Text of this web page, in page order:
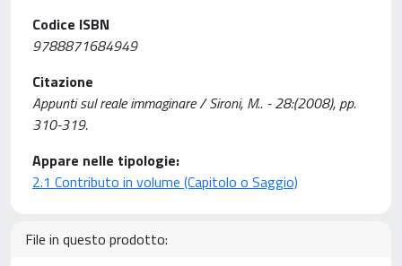
Codice ISBN
9788871684949
Citazione
Appunti sul reale immaginare / Sironi, M.. - 28:(2008), pp.
310-319.
Appare nelle tipologie:
2.1 Contributo in volume (Capitolo o Saggio)
File in questo prodotto: